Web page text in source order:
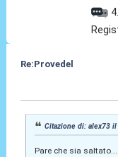
Re:Provedel
Citazione di: alex73
Pare che sia